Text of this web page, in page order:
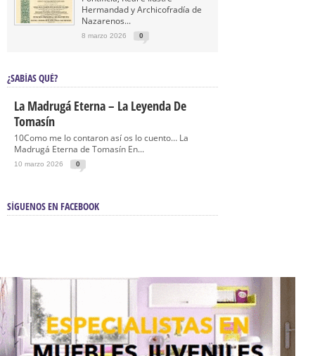
Hermandad y Archicofradía de
Nazarenos...
8 marzo 2026 0
¿SABÍAS QUÉ?
La Madrugá Eterna – La Leyenda De
Tomasín
10Como me lo contaron así os lo cuento… La
Madrugá Eterna de Tomasín En...
10 marzo 2026 0
SÍGUENOS EN FACEBOOK